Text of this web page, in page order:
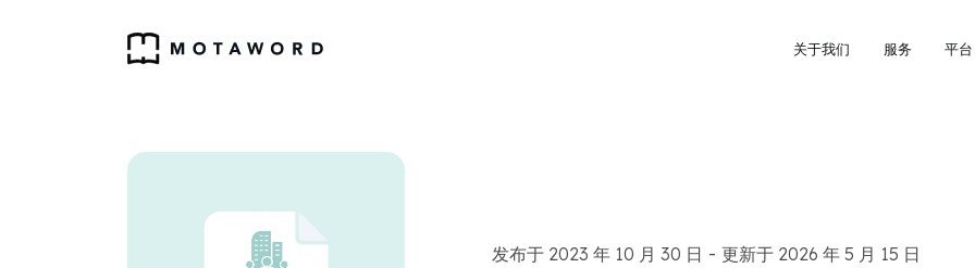
关于我们 服务 平台
发布于 2023 年 10 月 30 日 - 更新于 2026 年 5 月 15 日